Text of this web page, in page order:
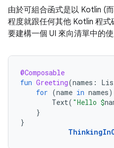
由於可組合函式是以 Kotlin (
程度就跟任何其他 Kotlin 程
要建構一個 UI 來向清單中的
@Composable
fun Greeting(names :
for (name in names)
Text( "Hello $
}
}